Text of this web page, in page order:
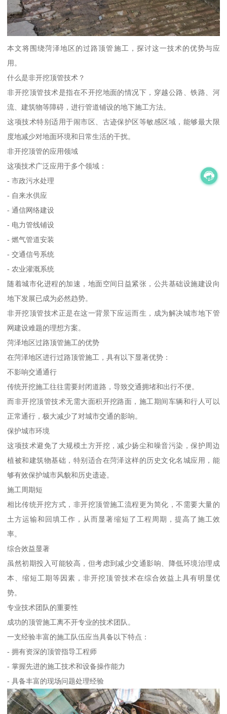
本文将围绕菏泽地区的过路顶管施工，探讨这一技术的优势与应
用。
什么是非开挖顶管技术？
非开挖顶管技术是指在不开挖地面的情况下，穿越公路、铁路、河
流、建筑物等障碍，进行管道铺设的地下施工方法。
这项技术特别适用于闹市区、古迹保护区等敏感区域，能够最大限
度地减少对地面环境和日常生活的干扰。
非开挖顶管的应用领域
这项技术广泛应用于多个领域：
- 市政污水处理
- 自来水供应
- 通信网络建设
- 电力管线铺设
- 燃气管道安装
- 交通信号系统
- 农业灌溉系统
随着城市化进程的加速，地面空间日益紧张，公共基础设施建设向
地下发展已成为必然趋势。
非开挖顶管技术正是在这一背景下应运而生，成为解决城市地下管
网建设难题的理想方案。
菏泽地区过路顶管施工的优势
在菏泽地区进行过路顶管施工，具有以下显著优势：
不影响交通通行
传统开挖施工往往需要封闭道路，导致交通拥堵和出行不便。
而非开挖顶管技术无需大面积开挖路面，施工期间车辆和行人可以
正常通行，极大减少了对城市交通的影响。
保护城市环境
这项技术避免了大规模土方开挖，减少扬尘和噪音污染，保护周边
植被和建筑物基础，特别适合在菏泽这样的历史文化名城应用，能
够有效保护城市风貌和历史遗迹。
施工周期短
相比传统开挖方式，非开挖顶管施工流程更为简化，不需要大量的
土方运输和回填工作，从而显著缩短了工程周期，提高了施工效
率。
综合效益显著
虽然初期投入可能较高，但考虑到减少交通影响、降低环境治理成
本、缩短工期等因素，非开挖顶管技术在综合效益上具有明显优
势。
专业技术团队的重要性
成功的顶管施工离不开专业的技术团队。
一支经验丰富的施工队伍应当具备以下特点：
- 拥有资深的顶管指导工程师
- 掌握先进的施工技术和设备操作能力
- 具备丰富的现场问题处理经验